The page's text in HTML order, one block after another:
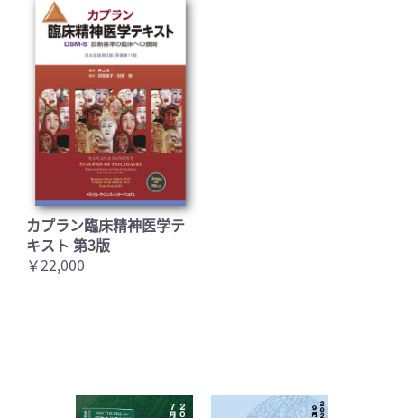
カプラン臨床精神医学テ
キスト 第3版
￥22,000